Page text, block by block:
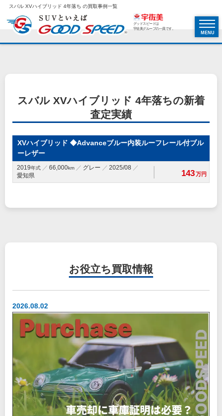
スバル XVハイブリッド 4年落ち の買取事例一覧
グッドスピードは
宇佐美グループの一員です。
MENU
スバル XVハイブリッド 4年落ちの新着
査定実績
XVハイブリッド ◆Advanceブルー内装ルーフレール付ブル
ーレザー
2019年式 66,000km グレー
2025/08
愛知県
143万円
お役立ち 買取情報
2026.08.02